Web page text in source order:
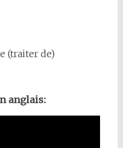
(traiter de)
anglais: